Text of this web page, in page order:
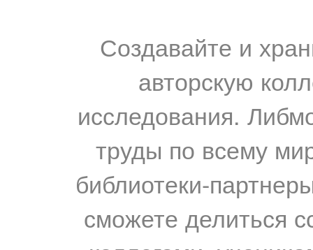
Создавайте и
авторскую
исследования.
труды по всему
библиотеки-
сможете делиться